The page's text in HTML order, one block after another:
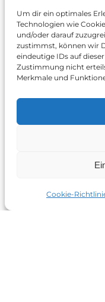
Um dir ein optimales
Technologien wie
und/oder darauf
zustimmst, können wir
eindeutige IDs auf
Zustimmung nicht
Merkmale und
Cookie-
technischen
Systems:
11. April 2023